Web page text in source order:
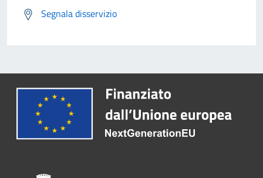
Segnala disservizio